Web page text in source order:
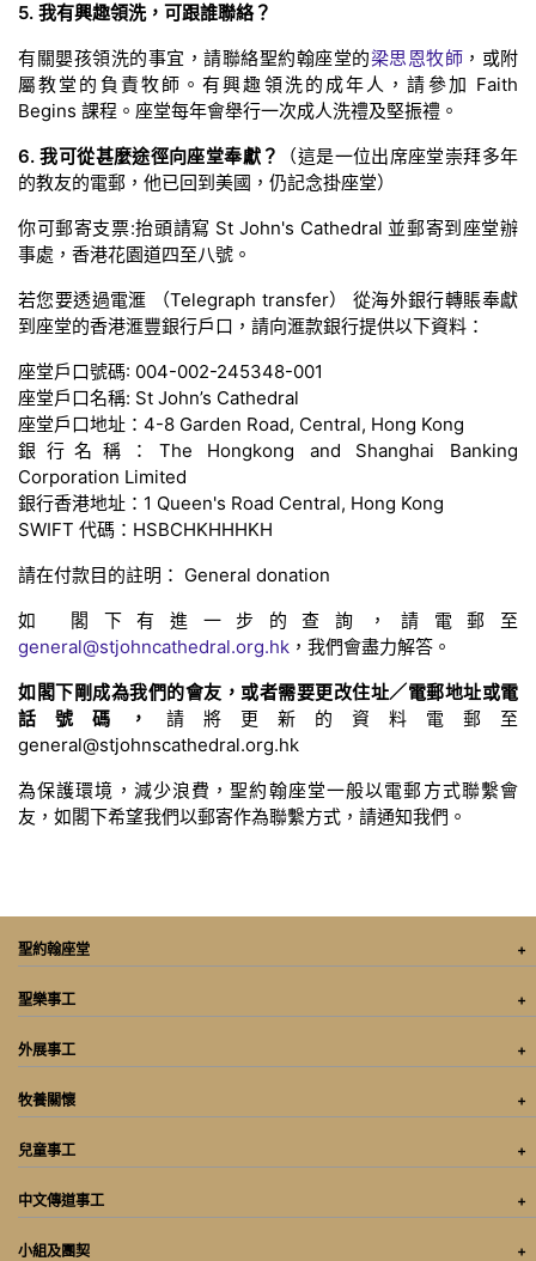
5. 我有興趣領洗，可跟誰聯絡？
有關嬰孩領洗的事宜，請聯絡聖約翰座堂的梁思恩牧師 ，或附
屬教堂的負責牧師。有興趣領洗的成年人，請參加 Faith
Begins 課程。座堂每年會舉行一次成人洗禮及堅振禮。
6. 我可從甚麼途徑向座堂奉獻？
（這是一位出席座堂崇拜多年
的教友的電郵，他已回到美國，仍記念掛座堂）
你可郵寄支票:抬頭請寫 St John's Cathedral 並郵寄到座堂辦
事處，香港花園道四至八號。
若您要透過電滙 （Telegraph transfer） 從海外銀行轉賬奉獻
到座堂的香港滙豐銀行戶口，請向滙款銀行提供以下資料：
座堂戶口號碼: 004-002-245348-001
座堂戶口名稱: St John’s Cathedral
座堂戶口地址：4-8 Garden Road, Central, Hong Kong
銀行名稱：The Hongkong and Shanghai Banking
Corporation Limited
銀行香港地址：1 Queen's Road Central, Hong Kong
SWIFT 代碼：HSBCHKHHHKH
請在付款目的註明： General donation
如 閣下有進一步的查詢，請電郵至
general@stjohncathedral.org.hk ，我們會盡力解答。
如閣下剛成為我們的會友，或者需要更改住址／電郵地址或電
話號碼， 請將更新的資料電郵至
general@stjohnscathedral.org.hk
為保護環境，減少浪費，聖約翰座堂一般以電郵方式聯繫會
友，如閣下希望我們以郵寄作為聯繫方式，請通知我們。
聖約翰座堂
聖樂事工
外展事工
牧養關懷
兒童事工
中文傳道事工
小組及團契